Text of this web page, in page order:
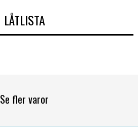
LÅTLISTA
Se fler varor